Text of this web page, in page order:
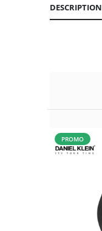
DESCRIPTION
PROMO